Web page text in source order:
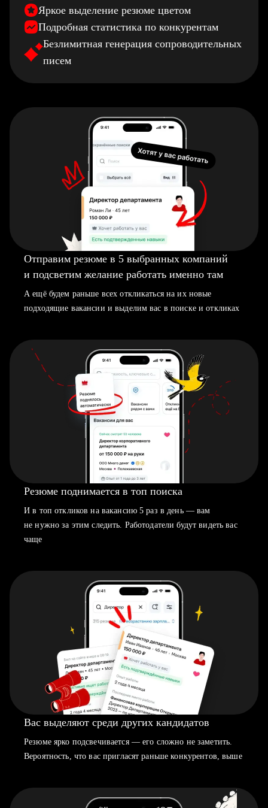
Яркое выделение резюме цветом
Подробная статистика по конкурентам
Безлимитная генерация сопроводительных
писем
Отправим резюме в 5 выбранных компаний
и подсветим желание работать именно там
А ещё будем раньше всех откликаться на их новые
подходящие вакансии и выделим вас в поиске и откликах
Резюме поднимается в топ поиска
И в топ откликов на вакансию 5 раз в день — вам
не нужно за этим следить. Работодатели будут видеть вас
чаще
Вас выделяют среди других кандидатов
Резюме ярко подсвечивается — его сложно не заметить.
Вероятность, что вас пригласят раньше конкурентов, выше